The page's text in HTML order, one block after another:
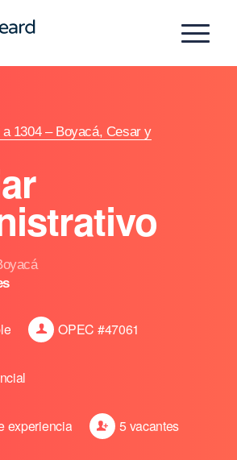
a 1304 – Boyacá, Cesar y
OPEC #47061
experiencia 5 vacantes